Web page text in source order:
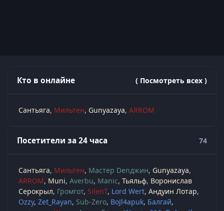
Кто в онлайне ( Посмотреть всех )
Сантьяга Мильтен Gunyazaya ARROM
Посетители за 24 часа 74
Сантьяга Мильтен Мастер Denджин Gunyazaya
ARROM Muni Averbu Manic Тьяльф Воронислав
Серокрыл Громгот SilenT Lord Wert Андуин Лотар
Ozzy Zet_Rayan Sub-Zero BoJl4apuk Балгай